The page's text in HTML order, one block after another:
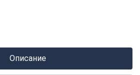
Описание